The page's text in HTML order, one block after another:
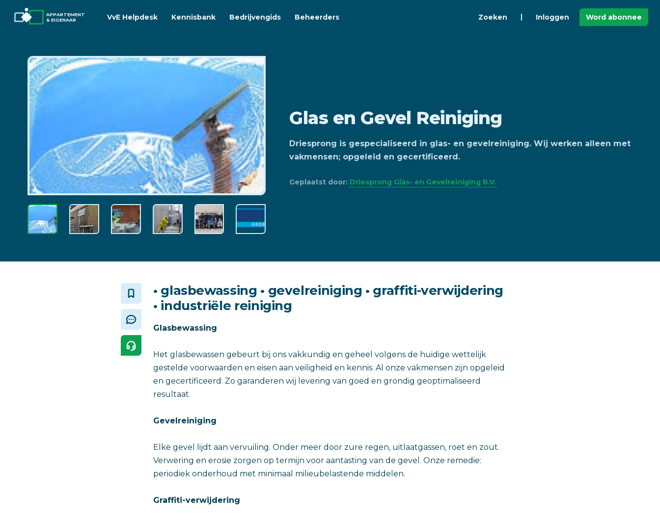
APPARTEMENT
& EIGENAAR
VvE Helpdesk Kennisbank Bedrijvengids Beheerders Zoeken Inloggen Word abonnee
Glas en Gevel Reiniging
Driesprong is gespecialiseerd in glas- en gevelreiniging. Wij werken alleen met
vakmensen; opgeleid en gecertificeerd.
Geplaatst door: Driesprong Glas- en Gevelreiniging B.V.
• glasbewassing • gevelreiniging • graffiti-verwijdering
• industriële reiniging
Glasbewassing
Het glasbewassen gebeurt bij ons vakkundig en geheel volgens de huidige wettelijk
gestelde voorwaarden en eisen aan veiligheid en kennis. Al onze vakmensen zijn opgeleid
en gecertificeerd. Zo garanderen wij levering van goed en grondig geoptimaliseerd
resultaat.
Gevelreiniging
Elke gevel lijdt aan vervuiling. Onder meer door zure regen, uitlaatgassen, roet en zout.
Verwering en erosie zorgen op termijn voor aantasting van de gevel. Onze remedie:
periodiek onderhoud met minimaal milieubelastende middelen.
Graffiti-verwijdering